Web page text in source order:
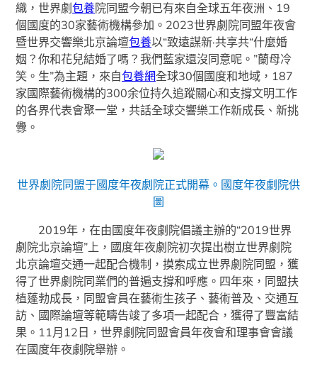
織，世界劇包養院同盟今朝已有來自全球五年夜洲、19
個國度的30家藝術機構參加。2023世界劇院同盟年夜會
暨世界交響樂北京論壇包養以“致遠謀新·共享共“什麼婚
姻？你和花兒結婚了嗎？我們藍家還沒同意呢。”蘭母冷
笑。生”為主題，來自包養網全球30個國度和地域，187
家國際藝術機構的300余位持久追蹤關心和支撐文明工作
的各界代表會聚一堂，共話全球交響樂工作新成長、新挑
釁。
世界劇院同盟于國度年夜劇院正式開幕。國度年夜劇院供
圖
2019年，在由國度年夜劇院倡議主辦的“2019世界
劇院北京論壇”上，國度年夜劇院初次提出樹立世界劇院
北京論壇交通一起配合機制，摸索成立世界劇院同盟，獲
得了世界劇院同業們的普遍支撐和呼應。四年來，同盟扶
植蓬勃成長，同盟會員在藝術生孩子、藝術普及、交通互
訪、國際論壇等範疇告竣了多項一起配合，獲得了豐富結
果。11月12日，世界劇院同盟會員年夜會和理事會會議
在國度年夜劇院舉辦。